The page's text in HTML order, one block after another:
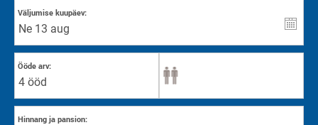
Väljumise kuupäev:
Ööde arv:
4 ööd
Hinnang ja pansion: